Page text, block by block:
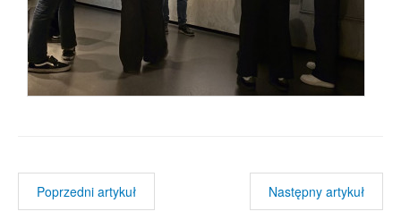
Poprzedni artykuł Następny artykuł